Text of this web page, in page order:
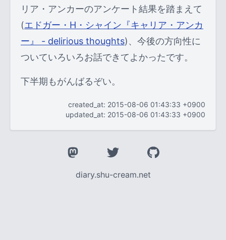
リア・アンカーのアンケート結果を踏まえて
(エドガー・H・シャイン『キャリア・アンカ
ー』 - delirious thoughts)、今後の方向性に
ついていろいろお話できてよかったです。
下半期もがんばるぞい。
created_at: 2015-08-06 01:43:33 +0900
updated_at: 2015-08-06 01:43:33 +0900
diary.shu-cream.net